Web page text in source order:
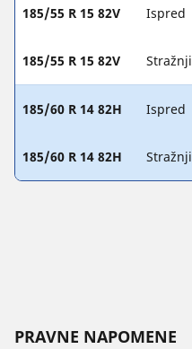
185/55 R 15 82V Ispred
185/55 R 15 82V Stražnji
185/60 R 14 82H Ispred
185/60 R 14 82H Stražnji
PRAVNE NAPOMENE